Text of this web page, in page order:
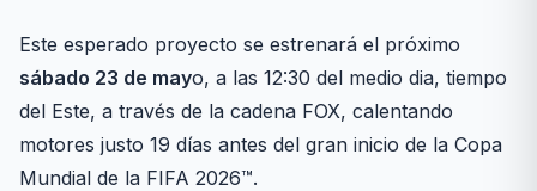
Este esperado proyecto se estrenará el próximo
sábado 23 de mayo, a las 12:30 del medio dia, tiempo
del Este, a través de la cadena FOX, calentando
motores justo 19 días antes del gran inicio de la Copa
Mundial de la FIFA 2026™.